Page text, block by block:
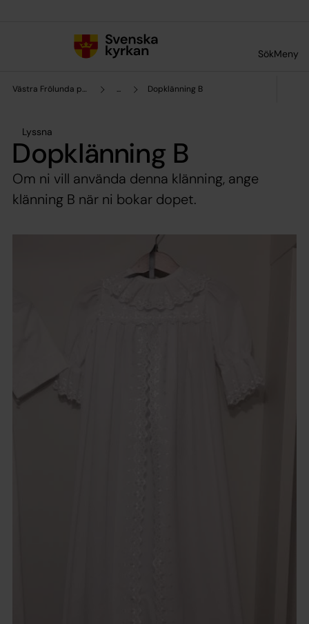
SökMeny
Västra Frölunda pastorat ... Dopklänning B
Lyssna
Dopklänning B
Om ni vill använda denna klänning, ange
klänning B när ni bokar dopet.